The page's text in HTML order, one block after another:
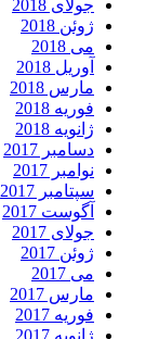
جولای 2018
ژوئن 2018
می 2018
آوریل 2018
مارس 2018
فوریه 2018
ژانویه 2018
دسامبر 2017
نوامبر 2017
سپتامبر 2017
آگوست 2017
جولای 2017
ژوئن 2017
می 2017
مارس 2017
فوریه 2017
ژانویه 2017